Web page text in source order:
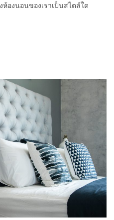
องนอนของเราเป็นสไตล์ใด